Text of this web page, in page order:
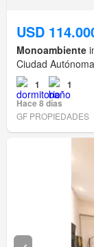
USD
Monoambiente
Ciudad
1
1
Hace 8 días
GF PROPIEDADES